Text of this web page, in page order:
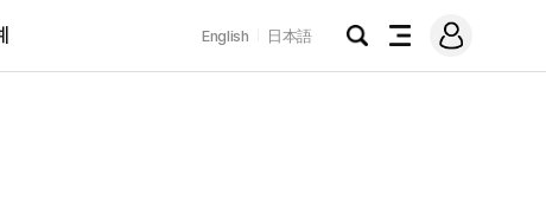
English 日本語
검
전
메
그